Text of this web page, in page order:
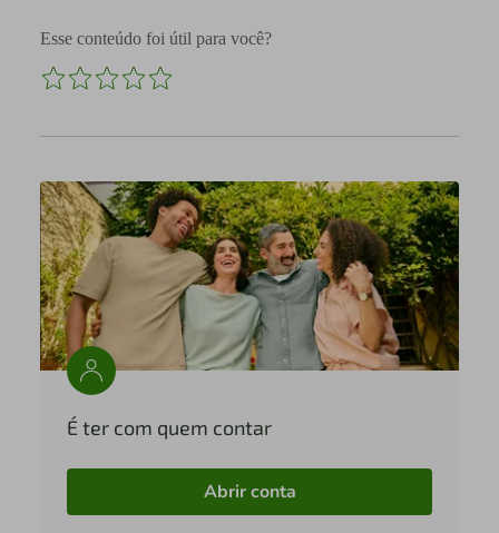
Esse conteúdo foi útil para você?
É ter com quem contar
Abrir conta